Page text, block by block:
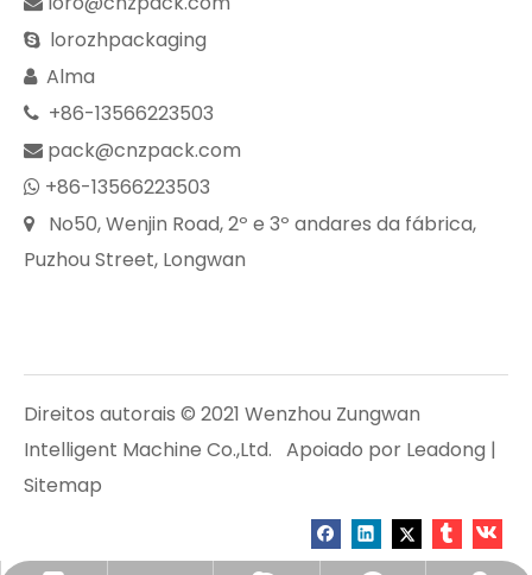
 lorozhpackaging
 Alma
 +86-13566223503
 pack@cnzpack.com
 +86-13566223503

No50, Wenjin Road, 2º e 3º andares da fábrica,
Puzhou Street, Longwan
Direitos autorais © 2021 Wenzhou Zungwan
Intelligent Machine Co.,Ltd. Apoiado por Leadong |
Sitemap